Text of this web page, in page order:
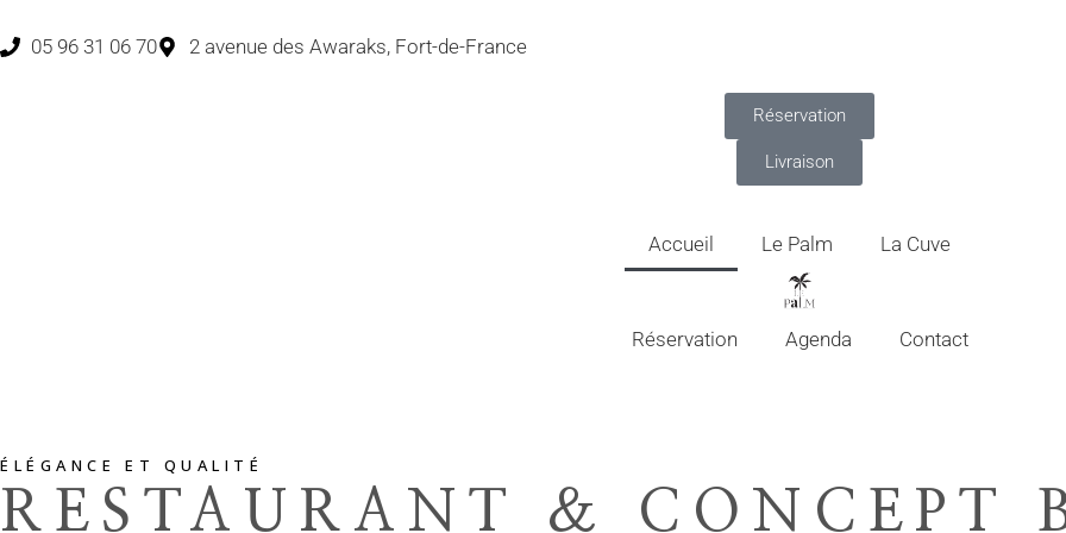
05 96 31 06 70 2 avenue des Awaraks, Fort-de-France
Réservation
Livraison
Accueil Le Palm La Cuve
Réservation Agenda Contact
ÉLÉGANCE ET QUALITÉ
RESTAURANT & CONCEPT